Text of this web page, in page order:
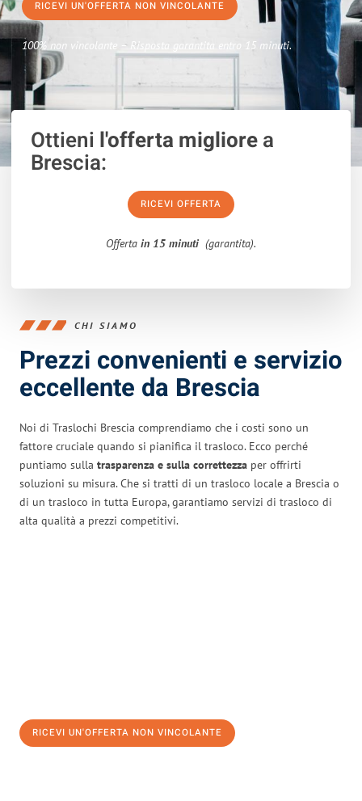
RICEVI UN'OFFERTA NON VINCOLANTE
100% non vincolante – Risposta garantita entro 15 minuti.
Ottieni l'offerta migliorea
Brescia:
RICEVI OFFERTA
Offerta in 15 minuti (garantita).
CHI SIAMO
Prezzi convenienti e servizio
eccellente da Brescia
Noi di Traslochi Brescia comprendiamo che i costi sono un
fattore cruciale quando si pianifica il trasloco. Ecco perché
puntiamo sulla trasparenza e sulla correttezza per offrirti
soluzioni su misura. Che si tratti di un trasloco locale a Brescia o
di un trasloco in tutta Europa, garantiamo servizi di trasloco di
alta qualità a prezzi competitivi.
RICEVI UN'OFFERTA NON VINCOLANTE